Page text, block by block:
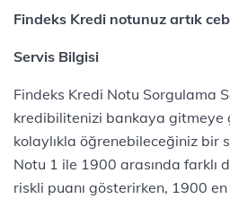
Findeks Kredi notunuz artık
Servis Bilgisi
Findeks Kredi Notu Sorgulama
kredibilitenizi bankaya gitmeye
kolaylıkla öğrenebileceğiniz bir
Notu 1 ile 1900 arasında farklı
riskli puanı gösterirken, 1900